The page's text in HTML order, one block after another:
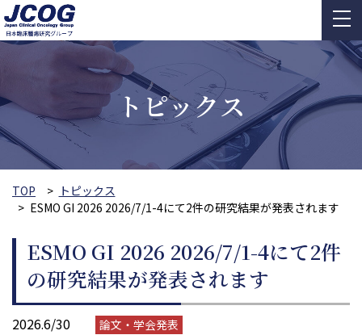
トピックス
TOP
トピックス
ESMO GI 2026 2026/7/1-4にて2件の研究結果が発表されます
ESMO GI 2026 2026/7/1-4にて2件
の研究結果が発表されます
2026.6/30
論文・学会発表